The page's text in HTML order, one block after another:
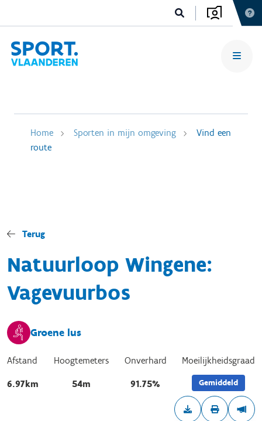
Home Sporten in mijn omgeving
Vind een
route
Terug
Natuurloop Wingene:
Vagevuurbos
Groene lus
Afstand
6.97km
Hoogtemeters
54m
Onverhard
91.75%
Moeilijkheidsgraad
Gemiddeld